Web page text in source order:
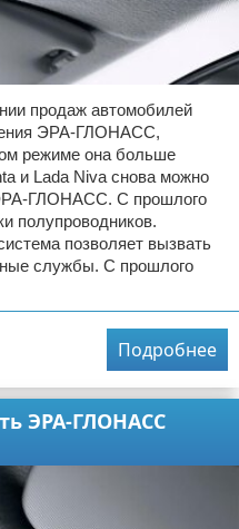
продаж автомобилей
ЭРА-ГЛОНАСС,
режиме она больше
и Lada Niva снова можно
ЭРА-ГЛОНАСС. С прошлого
полупроводников.
позволяет вызвать
службы. С прошлого
Подробнее
ЭРА-ГЛОНАСС